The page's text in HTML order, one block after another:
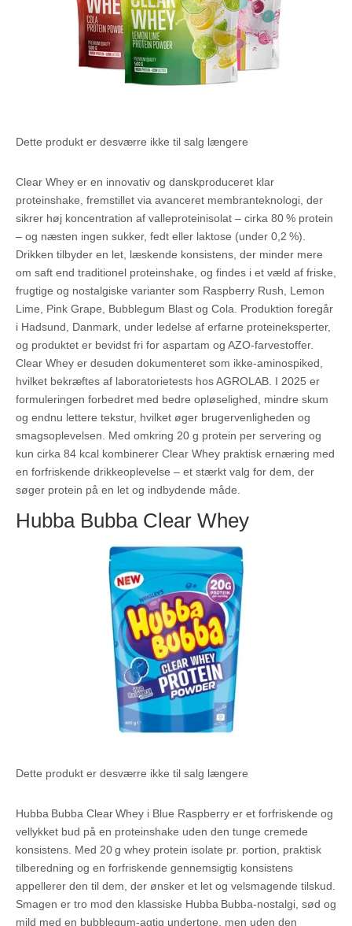
Dette produkt er desværre ikke til salg længere
Clear Whey er en innovativ og danskproduceret klar
proteinshake, fremstillet via avanceret membranteknologi, der
sikrer høj koncentration af valleproteinisolat – cirka 80 % protein
– og næsten ingen sukker, fedt eller laktose (under 0,2 %).
Drikken tilbyder en let, læskende konsistens, der minder mere
om saft end traditionel proteinshake, og findes i et væld af friske,
frugtige og nostalgiske varianter som Raspberry Rush, Lemon
Lime, Pink Grape, Bubblegum Blast og Cola. Produktion foregår
i Hadsund, Danmark, under ledelse af erfarne proteineksperter,
og produktet er bevidst fri for aspartam og AZO-farvestoffer.
Clear Whey er desuden dokumenteret som ikke-aminospiked,
hvilket bekræftes af laboratorietests hos AGROLAB. I 2025 er
formuleringen forbedret med bedre opløselighed, mindre skum
og endnu lettere tekstur, hvilket øger brugervenligheden og
smagsoplevelsen. Med omkring 20 g protein per servering og
kun cirka 84 kcal kombinerer Clear Whey praktisk ernæring med
en forfriskende drikkeoplevelse – et stærkt valg for dem, der
søger protein på en let og indbydende måde.
Hubba Bubba Clear Whey
Dette produkt er desværre ikke til salg længere
Hubba Bubba Clear Whey i Blue Raspberry er et forfriskende og
vellykket bud på en proteinshake uden den tunge cremede
konsistens. Med 20 g whey protein isolate pr. portion, praktisk
tilberedning og en forfriskende gennemsigtig konsistens
appellerer den til dem, der ønsker et let og velsmagende tilskud.
Smagen er tro mod den klassiske Hubba Bubba-nostalgi, sød og
mild med en bubblegum‑agtig undertone, men uden den